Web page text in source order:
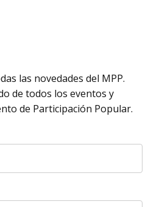
las novedades del MPP.
de todos los eventos y
de Participación Popular.